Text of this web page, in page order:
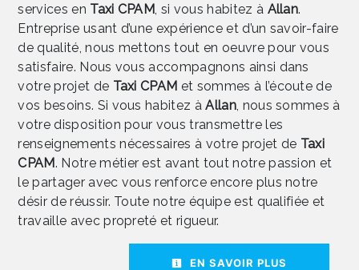
services en Taxi CPAM , si vous habitez à Allan.
Entreprise usant d’une expérience et d’un savoir-faire
de qualité, nous mettons tout en oeuvre pour vous
satisfaire. Nous vous accompagnons ainsi dans
votre projet de Taxi CPAM et sommes à l’écoute de
vos besoins. Si vous habitez àAllan, nous sommes à
votre disposition pour vous transmettre les
renseignements nécessaires à votre projet de Taxi
CPAM. Notre métier est avant tout notre passion et
le partager avec vous renforce encore plus notre
désir de réussir. Toute notre équipe est qualifiée et
travaille avec propreté et rigueur.
EN SAVOIR PLUS